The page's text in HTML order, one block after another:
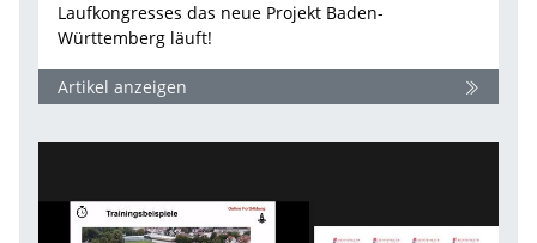
Laufkongresses das neue Projekt Baden-
Württemberg läuft!
Artikel anzeigen